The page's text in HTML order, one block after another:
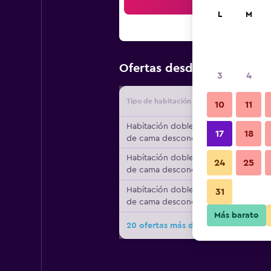
Ofertas desde Oferta
Tipo de habitación
Habitación doble, tipo
de cama desconocido
Habitación doble, tipo
de cama desconocido
Habitación doble, tipo
de cama desconocido
20 ofertas más de Senator Port
L M
3 4
10 11
17 18
24 25
31
Más barato